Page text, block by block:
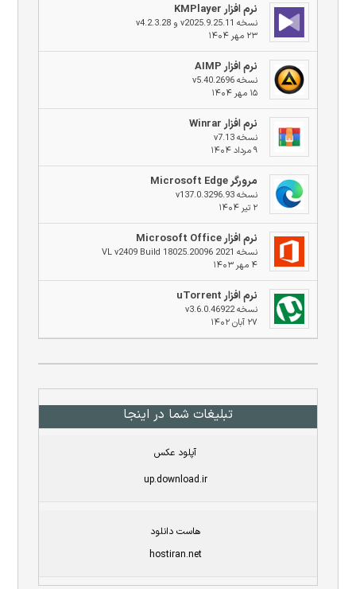
نرم افزار KMPlayer
نسخه v2025.9.25.11 و v4.2.3.28
۲۳ مهر ۱۴۰۴
نرم افزار AIMP
نسخه v5.40.2696
۱۵ مهر ۱۴۰۴
نرم افزار Winrar
نسخه v7.13
۹ مرداد ۱۴۰۴
مرورگر Microsoft Edge
نسخه v137.0.3296.93
۲ تیر ۱۴۰۴
نرم افزار Microsoft Office
نسخه 2021 VL v2409 Build 18025.20096
۴ مهر ۱۴۰۳
نرم افزار uTorrent
نسخه v3.6.0.46922
۲۷ آبان ۱۴۰۲
تبلیغات شما در اینجا
آپلود عکس
up.download.ir
هاست دانلود
hostiran.net